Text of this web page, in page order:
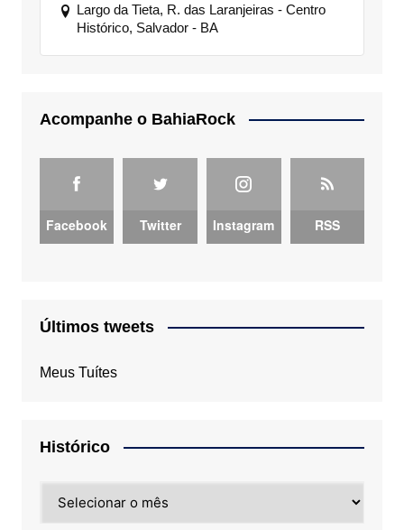
Largo da Tieta, R. das Laranjeiras - Centro
Histórico, Salvador - BA
Acompanhe o BahiaRock
Facebook Twitter Instagram RSS
Últimos tweets
Meus Tuítes
Histórico